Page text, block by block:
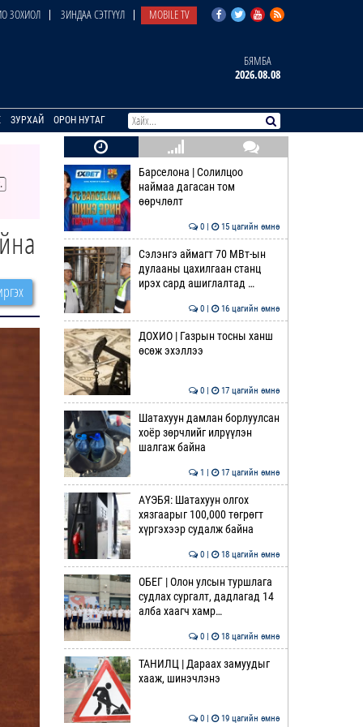
ЗОХИОЛ ЗИНДАА СЭТГҮҮЛ MOBILE TV
БЯМБА
2026.08.08
ЗУРХАЙ ОРОН НУТАГ
Барселона | Солилцоо
наймаа дагасан том
өөрчлөлт
0 | 15 цагийн өмнө
Сэлэнгэ аймагт 70 МВт-ын
дулааны цахилгаан станц
ирэх сард ашиглалтад …
0 | 16 цагийн өмнө
ДОХИО | Газрын тосны ханш
өсөж эхэллээ
0 | 17 цагийн өмнө
Шатахуун дамлан борлуулсан
хоёр зөрчлийг илрүүлэн
шалгаж байна
1 | 17 цагийн өмнө
АҮЭБЯ: Шатахуун олгох
хязгаарыг 100,000 төгрөгт
хүргэхээр судалж байна
0 | 18 цагийн өмнө
ОБЕГ | Олон улсын туршлага
судлах сургалт, дадлагад 14
алба хаагч хамр…
0 | 18 цагийн өмнө
ТАНИЛЦ | Дараах замуудыг
хааж, шинэчлэнэ
0 | 19 цагийн өмнө